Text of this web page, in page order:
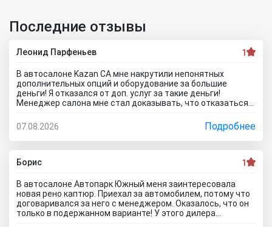
Последние отзывы
Леонид Парфеньев 1
В автосалоне Kazan CA мне накрутили непонятных
дополнительных опций и оборудование за большие
деньги! Я отказался от доп. услуг за такие деньги!
Менеджер салона мне стал доказывать, что отказаться
происходит?! Отчего это невозможно? это развод и
кидалово! Оставил салон без автомобиля, потому что не
хотел его приобретать с допами за большие деньги да и
вам не советую!
07.08.2026 Подробнее
Борис 1
В автосалоне Автопарк Южный меня заинтересовала
новая рено каптюр. Приехал за автомобилем, потому что
договаривался за него с менеджером. Оказалось, что он
только в подержанном варианте! У этого дилера